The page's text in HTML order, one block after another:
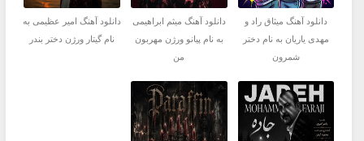
دانلود آهنگ میثاق راد و
مهدی یاریان به نام دختر
شمرون
دانلود آهنگ میثم ابراهیمی
به نام پیانو ورژن مهربون
من
دانلود آهنگ امیر عظیمی به
نام گیتار ورژن دختر بندر